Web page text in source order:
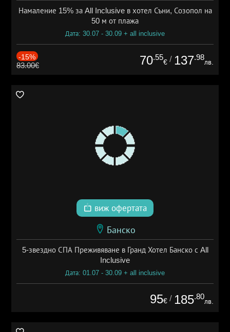
Намаление 15% за All Inclusive в хотел Съни, Созопол на
50 м от плажа
Дата: 30.07 - 30.09 + all inclusive
-15%
83.00€ 70.55
€ / 137.98
лв.
виж офертата
Банско
5-звездно СПА Преживяване в Гранд Хотел Банско с All
Inclusive
Дата: 01.07 - 30.09 + all inclusive
95€ / 185.80
лв.